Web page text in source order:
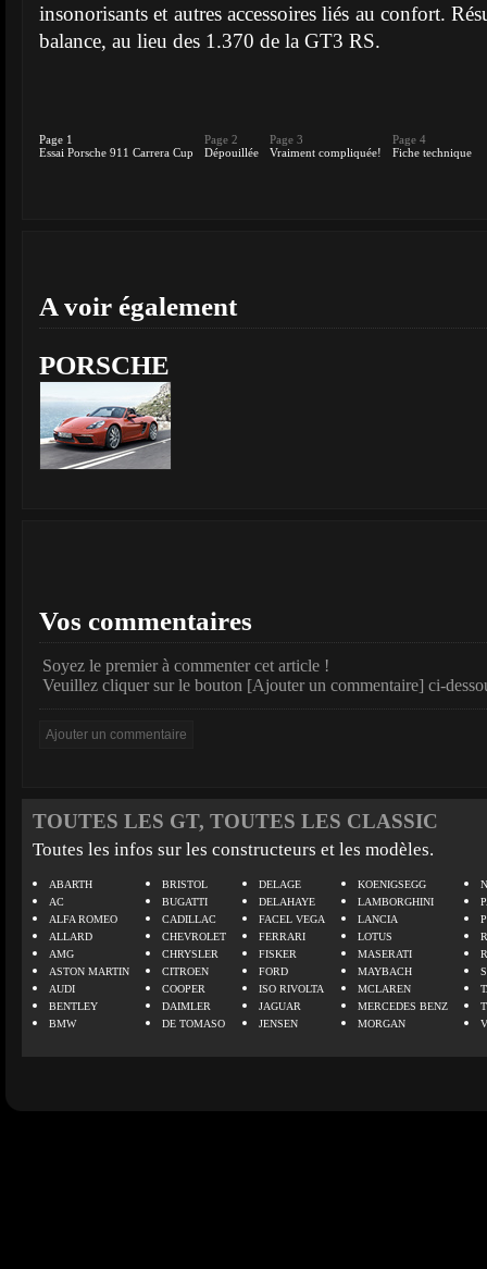
insonorisants et autres accessoires liés au confort.
balance, au lieu des 1.370 de la GT3 RS.
Page 1
Essai Porsche 911 Carrera Cup
Page 2
Dépouillée
Page 3
Vraiment compliquée!
Page 4
Fiche technique
A voir également
PORSCHE
Vos commentaires
Soyez le premier à commenter cet article !
Veuillez cliquer sur le bouton [Ajouter un commentaire] ci-
TOUTES LES GT, TOUTES LES CLASSIC
Toutes les infos sur les constructeurs et les modèles.
ABARTH
AC
ALFA ROMEO
ALLARD
AMG
ASTON MARTIN
AUDI
BENTLEY
BMW
BRISTOL
BUGATTI
CADILLAC
CHEVROLET
CHRYSLER
CITROEN
COOPER
DAIMLER
DE TOMASO
DELAGE
DELAHAYE
FACEL VEGA
FERRARI
FISKER
FORD
ISO RIVOLTA
JAGUAR
JENSEN
KOENIGSEGG
LAMBORGHINI
LANCIA
LOTUS
MASERATI
MAYBACH
MCLAREN
MERCEDES BENZ
MORGAN